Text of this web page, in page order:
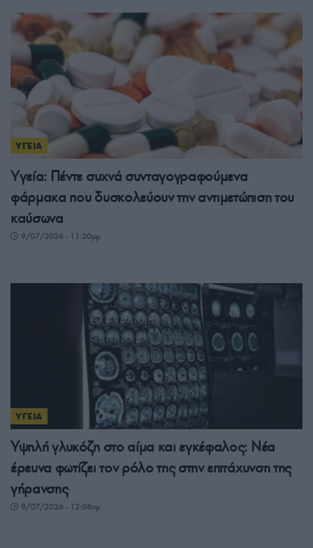
ΥΓΕΙΑ
Υγεία: Πέντε συχνά συνταγογραφούμενα
φάρμακα που δυσκολεύουν την αντιμετώπιση του
καύσωνα
9/07/2026 - 11:20μμ
ΥΓΕΙΑ
Υψηλή γλυκόζη στο αίμα και εγκέφαλος: Νέα
έρευνα φωτίζει τον ρόλο της στην επιτάχυνση της
γήρανσης
8/07/2026 - 12:08πμ